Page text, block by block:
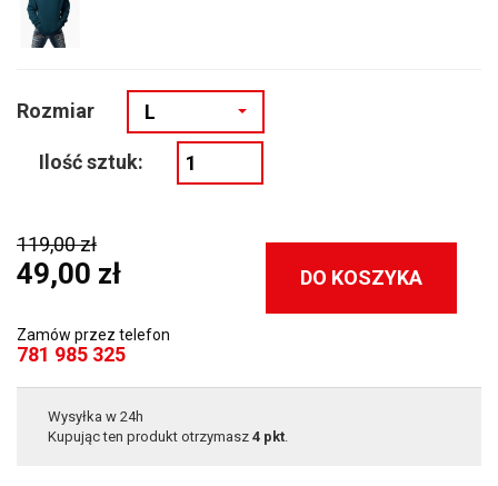
Rozmiar L
Ilość sztuk:
119,00 zł
49,00 zł DO KOSZYKA
Zamów przez telefon
781 985 325
Wysyłka w 24h
Kupując ten produkt otrzymasz 4 pkt.